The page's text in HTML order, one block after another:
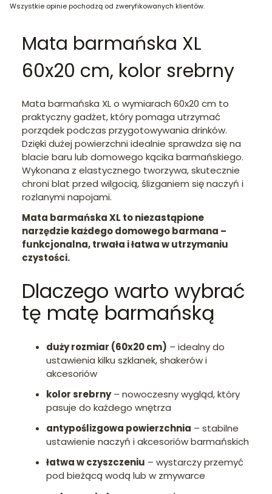
Wszystkie opinie pochodzą od zweryfikowanych klientów.
Mata barmańska XL
60x20 cm, kolor srebrny
Mata barmańska XL o wymiarach 60x20 cm to
praktyczny gadżet, który pomaga utrzymać
porządek podczas przygotowywania drinków.
Dzięki dużej powierzchni idealnie sprawdza się na
blacie baru lub domowego kącika barmańskiego.
Wykonana z elastycznego tworzywa, skutecznie
chroni blat przed wilgocią, ślizganiem się naczyń i
rozlanymi napojami.
Mata barmańska XL to niezastąpione
narzędzie każdego domowego barmana –
funkcjonalna, trwała i łatwa w utrzymaniu
czystości.
Dlaczego warto wybrać
tę matę barmańską
duży rozmiar (60x20 cm) – idealny do
ustawienia kilku szklanek, shakerów i
akcesoriów
kolor srebrny– nowoczesny wygląd, który
pasuje do każdego wnętrza
antypoślizgowa powierzchnia – stabilne
ustawienie naczyń i akcesoriów barmańskich
łatwa w czyszczeniu – wystarczy przemyć
pod bieżącą wodą lub w zmywarce